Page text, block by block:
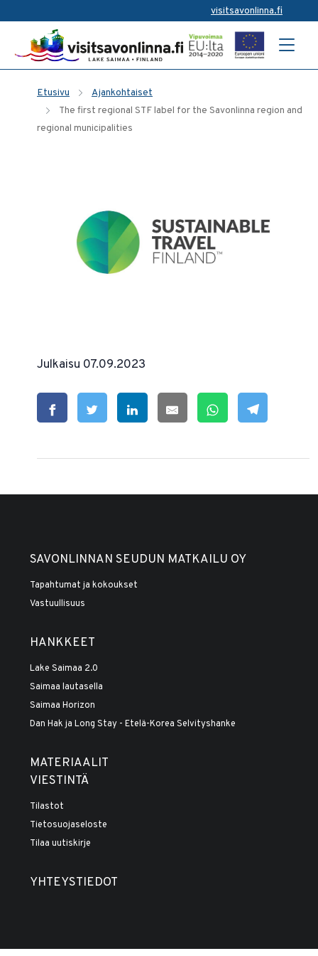
visitsavonlinna.fi
Etusivu
Ajankohtaiset
The first regional STF label for the Savonlinna region and
regional municipalities
Julkaisu 07.09.2023
SAVONLINNAN SEUDUN MATKAILU OY
Tapahtumat ja kokoukset
Vastuullisuus
HANKKEET
Lake Saimaa 2.0
Saimaa lautasella
Saimaa Horizon
Dan Hak ja Long Stay - Etelä-Korea Selvityshanke
MATERIAALIT
VIESTINTÄ
Tilastot
Tietosuojaseloste
Tilaa uutiskirje
YHTEYSTIEDOT